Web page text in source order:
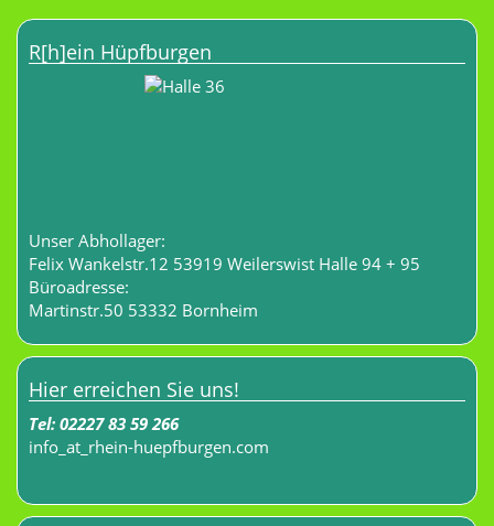
R[h]ein Hüpfburgen
Unser Abhollager:
Felix Wankelstr.12 53919 Weilerswist Halle 94 + 95
Büroadresse:
Martinstr.50 53332 Bornheim
Hier erreichen Sie uns!
Tel: 02227 83 59 266
info _at_ rhein-huepfburgen.com